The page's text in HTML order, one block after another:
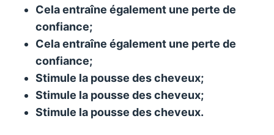
Cela entraîne également une perte de
confiance;
Cela entraîne également une perte de
confiance;
Stimule la pousse des cheveux;
Stimule la pousse des cheveux;
Stimule la pousse des cheveux.